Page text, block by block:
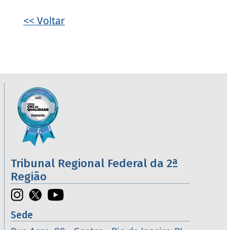
<< Voltar
Informações úteis sobre os órgãos da 2ª
Imagem
Tribunal Regional Federal da 2ª
Região
Sede